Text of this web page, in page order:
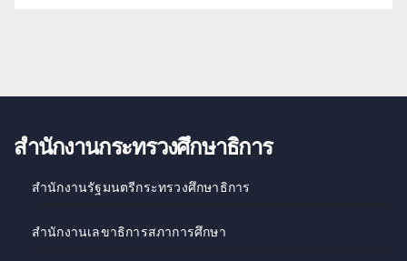
สำนักงานกระทรวงศึกษาธิการ
สำนักงานรัฐมนตรีกระทรวงศึกษาธิการ
สำนักงานเลขาธิการสภาการศึกษา